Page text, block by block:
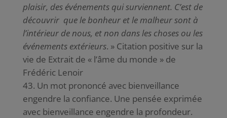
plaisir, des événements qui surviennent. C’est de
découvrir que le bonheur et le malheur sont à
l’intérieur de nous, et non dans les choses ou les
événements extérieurs. » Citation positive sur la
vie de Extrait de « l’âme du monde » de
Frédéric Lenoir
Un mot prononcé avec bienveillance
engendre la confiance. Une pensée exprimée
avec bienveillance engendre la profondeur.